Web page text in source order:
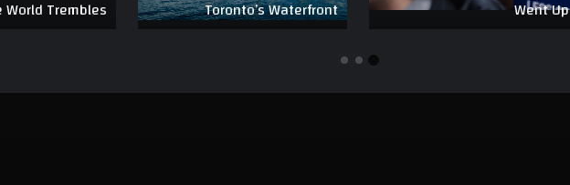
Went Up
Toronto’s Waterfront
Trembles